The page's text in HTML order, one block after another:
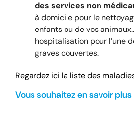
des services non
à domicile pour le
enfants ou de vos
hospitalisation pour l’une
graves couvertes.
Regardez ici la liste des
Vous souhaitez en savoir plus